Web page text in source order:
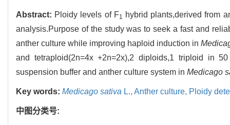
Abstract: Ploidy levels of F1
hybrid plants,derived from
analysis.Purpose of the study was to seek a fast and
anther culture while improving haploid induction in
and tetraploid(2n=4x +2n=2x),2 diploids,1 triploid in
suspension buffer and anther culture system in Medicago
Key words: Medicago sativa L., Anther culture, Ploidy
中图分类号: